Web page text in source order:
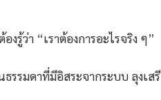
ว่า “เราต้องการอะไรจริง ๆ”
รมดาที่มีอิสระจากระบบ ลุงเสรี